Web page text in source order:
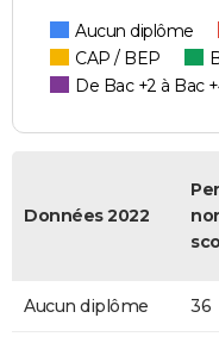
Aucun diplôme
CAP / BEP
De Bac +2 à Bac
Données 2022
Aucun diplôme 36